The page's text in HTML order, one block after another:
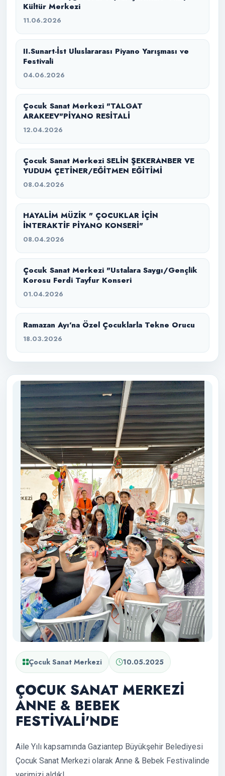
Çocuk Sanat Merkezi 10.05.2025
ÇOCUK SANAT MERKEZİ
ANNE & BEBEK
FESTİVALİ'NDE
Aile Yılı kapsamında Gaziantep Büyükşehir Belediyesi
Çocuk Sanat Merkezi olarak Anne & Bebek Festivalinde
Kültür Merkezi
11.06.2026
II.Sunart-İst Uluslararası Piyano Yarışması ve
Festivali
04.06.2026
Çocuk Sanat Merkezi "TALGAT
ARAKEEV"PİYANO RESİTALİ
12.04.2026
Çocuk Sanat Merkezi SELİN ŞEKERANBER VE
YUDUM ÇETİNER/EĞİTMEN EĞİTİMİ
08.04.2026
HAYALİM MÜZİK " ÇOCUKLAR İÇİN
İNTERAKTİF PİYANO KONSERİ"
08.04.2026
Çocuk Sanat Merkezi "Ustalara Saygı/Gençlik
Korosu Ferdi Tayfur Konseri
01.04.2026
Ramazan Ayı’na Özel Çocuklarla Tekne Orucu
18.03.2026